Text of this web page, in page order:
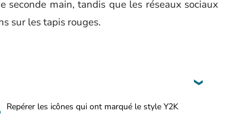
seconde main, tandis que les réseaux sociaux
sur les tapis rouges.
Repérer les icônes qui ont marqué le style Y2K